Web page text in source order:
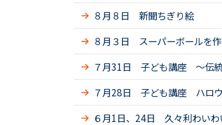
８月８日 新聞ちぎり絵
８月３日 スーパーボールを作
７月31日 子ども講座 ～伝
７月28日 子ども講座 ハロウ
６月1日、24日 久々利わいわ